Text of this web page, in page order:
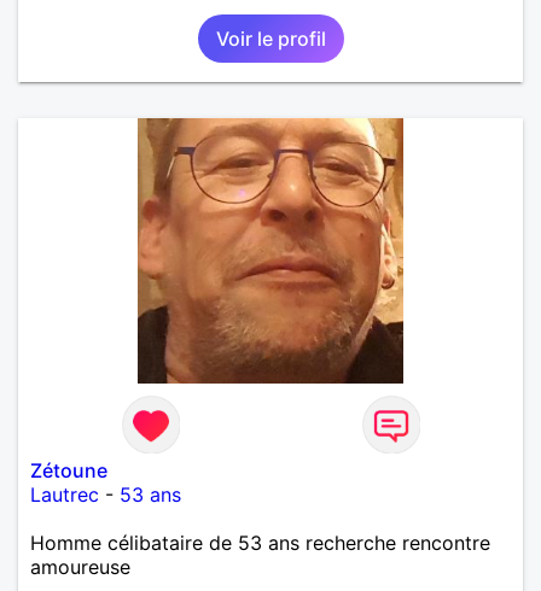
Voir le profil
Zétoune
Lautrec - 53 ans
Homme célibataire de 53 ans recherche rencontre
amoureuse